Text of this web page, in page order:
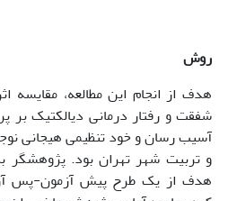
روش
هدف از انجام این مطالعه، مقایسه
شفقت و رفتار درمانی دیالکتیک بر
آسیب رسان و خود تنظیمی هیجانی
و تربیت شهر تهران بود. پژوهشگر
هدف از یک طرح پیش آزمون-پس